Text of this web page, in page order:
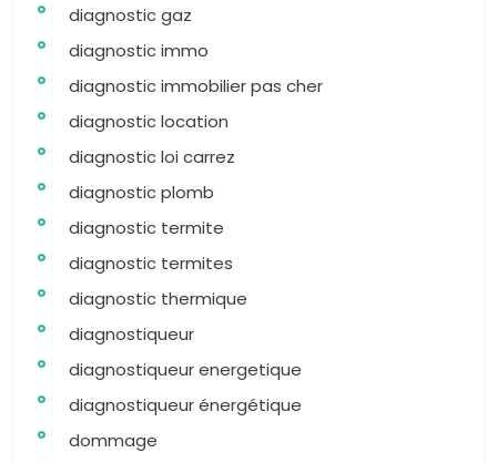
diagnostic gaz
diagnostic immo
diagnostic immobilier pas cher
diagnostic location
diagnostic loi carrez
diagnostic plomb
diagnostic termite
diagnostic termites
diagnostic thermique
diagnostiqueur
diagnostiqueur energetique
diagnostiqueur énergétique
dommage